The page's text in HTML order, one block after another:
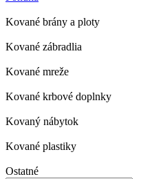
Kované brány a ploty
Kované zábradlia
Kované mreže
Kované krbové doplnky
Kovaný nábytok
Kované plastiky
Ostatné